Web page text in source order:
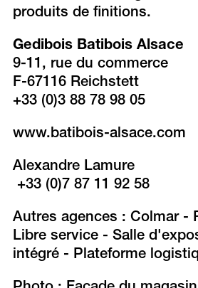
produits de finitions.
Gedibois Batibois Alsace
9-11, rue du commerce
F-67116 Reichstett
+33 (0)3 88 78 98 05
www.batibois-alsace.com
Alexandre Lamure
+33 (0)7 87 11 92 58
Autres agences : Colmar -
Libre service - Salle
intégré - Plateforme